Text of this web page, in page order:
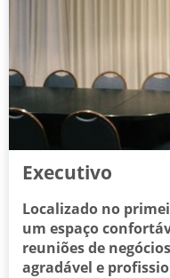
Executivo
Localizado no
um espaço
reuniões de
agradável e